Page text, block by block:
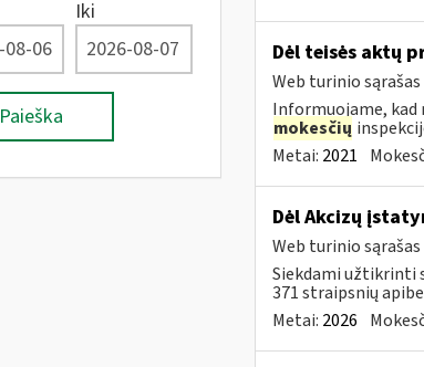
Iki
Paieška
Dėl teisės aktų
Web turinio sąrašas
Informuojame, kad
mokesčių
Metai: 2021
Dėl Akcizų
Web turinio sąrašas
Siekdami užtikrinti
371 straipsnių
Metai: 2026